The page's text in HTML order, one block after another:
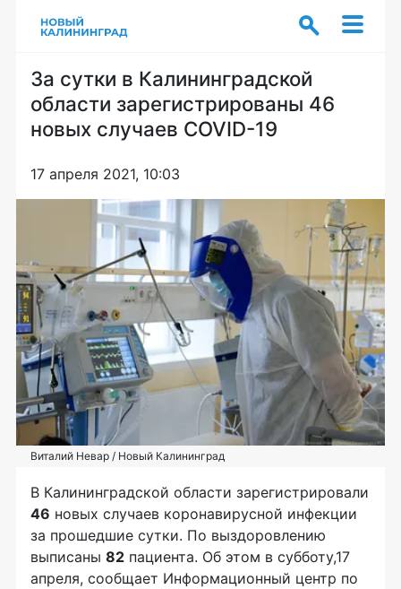
За сутки в Калининградской
области зарегистрированы 46
новых случаев COVID-19
17 апреля 2021, 10:03
Виталий Невар / Новый Калининград
В Калининградской области зарегистрировали
46 новых случаев коронавирусной инфекции
за прошедшие сутки. По выздоровлению
выписаны 82 пациента. Об этом в субботу,17
апреля, сообщает Информационный центр по